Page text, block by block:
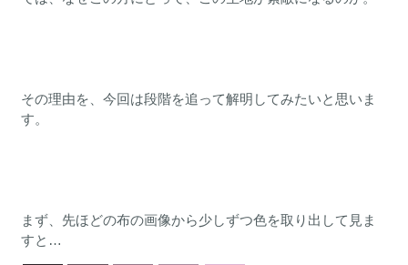
その理由を、今回は段階を追って解明してみたいと思いま
す。
まず、先ほどの布の画像から少しずつ色を取り出して見ま
すと…